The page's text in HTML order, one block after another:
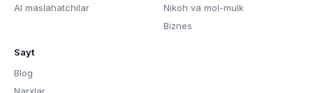
AI maslahatchilar
Nikoh va mol-mulk
Biznes
Sayt
Blog